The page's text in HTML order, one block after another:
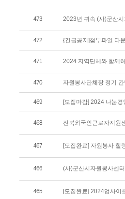
473 2023년 귀속 (사)군산
472 {긴급공지]첨부파일 다
471 2024 지역단체와 함께
470 자원봉사단체장 정기
469 [모집마감] 2024 나눔
468 전북외국인근로자지원
467 [모집완료] 자원봉사 힐
466 (사)군산시자원봉사센
465 [모집완료] 2024업사이